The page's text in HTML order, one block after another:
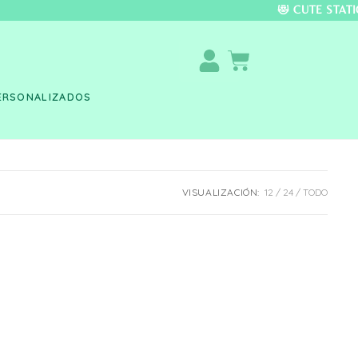
COLOMBIA 🚚 📦 😻
VISUALIZACIÓN: 12 24 TODO